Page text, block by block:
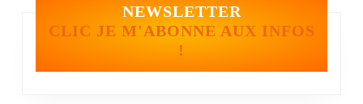
NEWSLETTER
CLIC JE M'ABONNE AUX INFOS
!